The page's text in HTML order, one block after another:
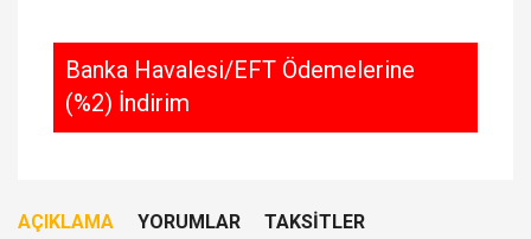
Banka Havalesi/EFT Ödemelerine
(%2) İndirim
AÇIKLAMA YORUMLAR
TAKSITLER